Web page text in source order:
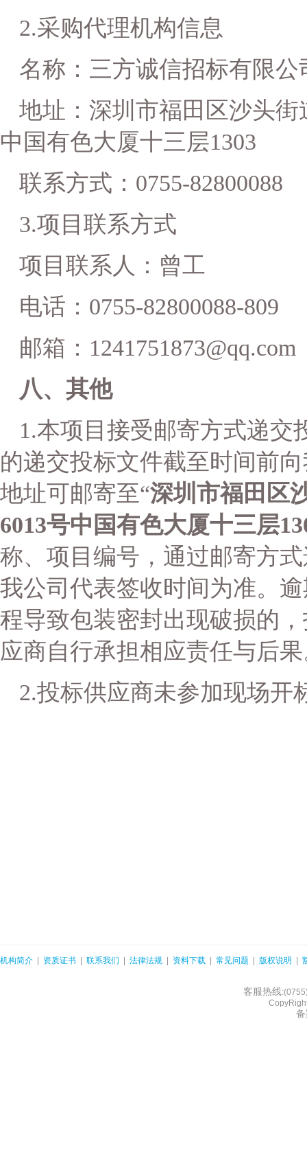
2.采购代理机构信息
名称：三方诚信招标有限公
地址： 深圳市福田区沙头
中国有色大厦十三层1303
联系方式： 0755-82800088
3.项目联系方式
项目联系人：曾工
电话： 0755-82800088-809
邮箱： 1241751873@qq.com
八、其他
1.本项目接受邮寄方式递交
的递交投标文件截至时间前
地址可邮寄至“深圳市福田区
6013号中国有色大厦十三层
称、项目编号，通过邮寄方
我公司代表签收时间为准。
程导致包装密封出现破损的
应商自行承担相应责任与后
2.投标供应商未参加现场开
机构简介 资质证书 联系我们 法律法规 资料下载 常见问题 版权说明
客服热线